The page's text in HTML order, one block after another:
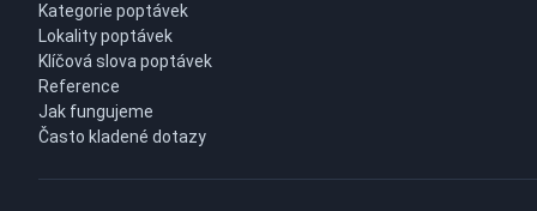
Kategorie poptávek
Lokality poptávek
Klíčová slova poptávek
Reference
Jak fungujeme
Často kladené dotazy